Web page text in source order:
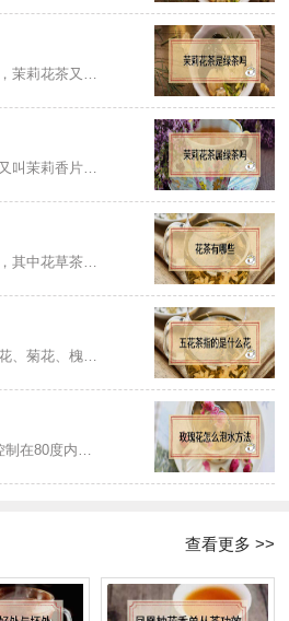
查看更多 >>